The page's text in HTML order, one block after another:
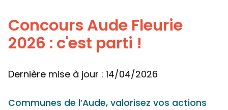
Concours Aude Fleurie
2026 : c'est parti !
Dernière mise à jour : 14/04/2026
Communes de l’Aude, valorisez vos actions